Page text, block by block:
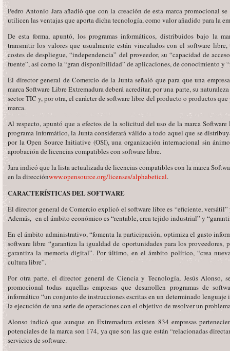
Pedro Antonio Jara añadió que con la creación de esta marca promocional
utilicen las ventajas que aporta dicha tecnología, como valor añadido para la
De esta forma, apuntó, los programas informáticos, distribuidos bajo la
transmitir los valores que usualmente están vinculados con el software
costes de despliegue, “independencia” del proveedor, su “capacidad de
fuente”, así como la “gran disponibilidad” de aplicaciones, de conocimiento y
El director general de Comercio de la Junta señaló que para que una
marca Software Libre Extremadura deberá acreditar, por una parte, su
sector TIC y, por otra, el carácter de software libre del producto o productos
marca.
Al respecto, apuntó que a efectos de la solicitud del uso de la marca
programa informático, la Junta considerará válido a todo aquel que se
por la Open Source Initiative (OSI), una organización internacional sin
aprobación de licencias compatibles con software libre.
Jara indicó que la lista actualizada de licencias compatibles con la marca
en la direcciónwww.opensource.org/licenses/alphabetical.
CARACTERÍSTICAS DEL SOFTWARE
El director general de Comercio explicó el software libre es “eficiente,
Además, en el ámbito económico es “rentable, crea tejido industrial” y
En el ámbito administrativo, “fomenta la participación, optimiza el gasto
software libre “garantiza la igualdad de oportunidades para los proveedores,
garantiza la memoria digital”. Por último, en el ámbito político, “crea
cultura libre”.
Por otra parte, el director general de Ciencia y Tecnología, Jesús Alonso,
promocional todas aquellas empresas que desarrollen programas de
informático “un conjunto de instrucciones escritas en un determinado
la ejecución de una serie de operaciones con el objetivo de resolver un
Alonso indicó que aunque en Extremadura existen 834 empresas
potenciales de la marca son 174, ya que son las que están “relacionadas
servicios de software.